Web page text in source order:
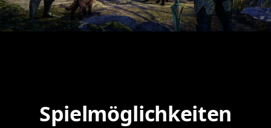
Spielmöglichkeiten